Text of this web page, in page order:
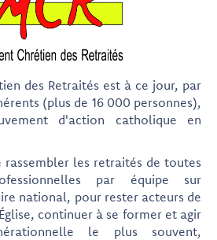
des Retraités est à ce jour, par
(plus de 16 000 personnes),
d'action catholique en
les retraités de toutes
par équipe sur
national, pour rester acteurs de
continuer à se former et agir
le plus souvent,